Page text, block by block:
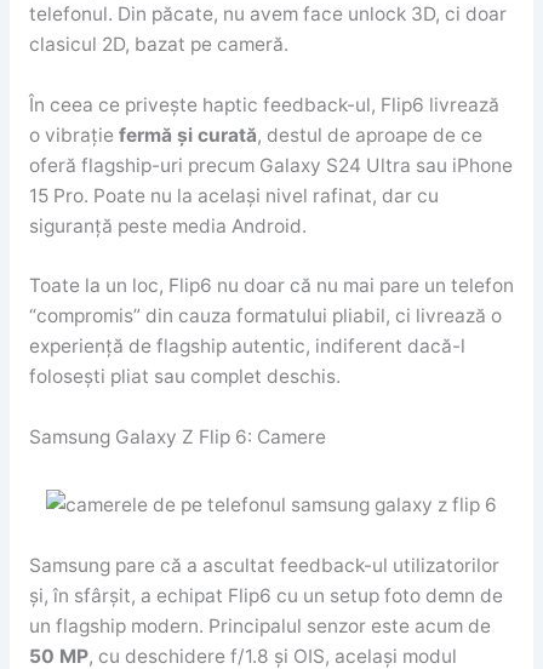
telefonul. Din păcate, nu avem face unlock 3D, ci doar
clasicul 2D, bazat pe cameră.
În ceea ce privește haptic feedback-ul, Flip6 livrează
o vibrație fermă și curată, destul de aproape de ce
oferă flagship-uri precum Galaxy S24 Ultra sau iPhone
15 Pro. Poate nu la același nivel rafinat, dar cu
siguranță peste media Android.
Toate la un loc, Flip6 nu doar că nu mai pare un telefon
“compromis” din cauza formatului pliabil, ci livrează o
experiență de flagship autentic, indiferent dacă-l
folosești pliat sau complet deschis.
Samsung Galaxy Z Flip 6: Camere
Samsung pare că a ascultat feedback-ul utilizatorilor
și, în sfârșit, a echipat Flip6 cu un setup foto demn de
un flagship modern. Principalul senzor este acum de
50 MP, cu deschidere f/1.8 și OIS, același modul